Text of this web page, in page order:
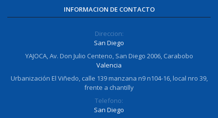
INFORMACION DE CONTACTO
Direccion:
San Diego
YAJOCA, Av. Don Julio Centeno, San Diego 2006, Carabobo
Valencia
Urbanización El Viñedo, calle 139 manzana n9 n104-16, local nro 39,
frente a chantilly
Telefono:
San Diego